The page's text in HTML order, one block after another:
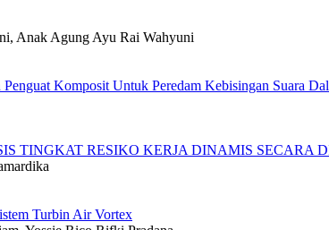
Anak Agung Ayu Rai Wahyuni
Komposit Untuk Peredam Kebisingan Suara
TINGKAT RESIKO KERJA DINAMIS SECARA
Turbin Air Vortex